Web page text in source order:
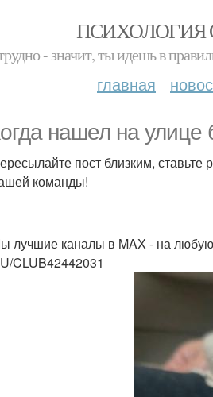
- значит, ты идешь в
главная
нашел на улице
пост близким,
команды!
лучшие каналы в MAX - на любую
CLUB42442031